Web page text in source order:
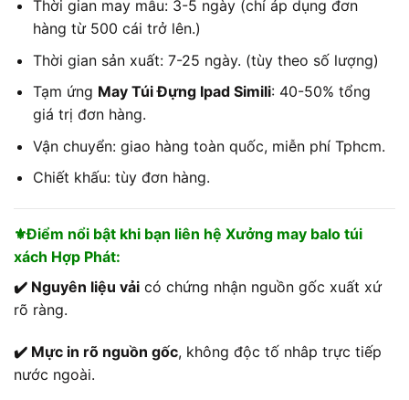
Thời gian may mẫu: 3-5 ngày (chỉ áp dụng đơn
hàng từ 500 cái trở lên.)
Thời gian sản xuất: 7-25 ngày. (tùy theo số lượng)
Tạm ứng May Túi Đựng Ipad Simili: 40-50% tổng
giá trị đơn hàng.
Vận chuyển: giao hàng toàn quốc, miễn phí Tphcm.
Chiết khấu: tùy đơn hàng.
⚜️Điểm nổi bật khi bạn liên hệ Xưởng may balo túi
xách Hợp Phát:
✔️ Nguyên liệu vải có chứng nhận nguồn gốc xuất xứ
rõ ràng.
✔️ Mực in rõ nguồn gốc, không độc tố nhâp trực tiếp
nước ngoài.